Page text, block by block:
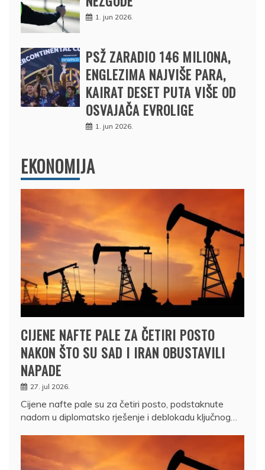
1. jun 2026.
PSŽ ZARADIO 146 MILIONA,
ENGLEZIMA NAJVIŠE PARA,
KAIRAT DESET PUTA VIŠE OD
OSVAJAČA EVROLIGE
1. jun 2026.
EKONOMIJA
CIJENE NAFTE PALE ZA ČETIRI POSTO
NAKON ŠTO SU SAD I IRAN OBUSTAVILI
NAPADE
27. jul 2026.
Cijene nafte pale su za četiri posto, podstaknute
nadom u diplomatsko rješenje i deblokadu ključnog…